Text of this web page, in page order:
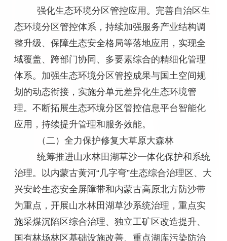
强化生态环境分区管控应用。完善自治区生
态环境分区管控体系，持续加强服务产业结构调
整升级、保障生态安全格局等落地应用，实现全
域覆盖、跨部门协同、多要素综合的精细化管理
体系。加强生态环境分区管控成果与国土空间规
划的动态衔接，实施分单元差异化生态环境管
理。不断拓展生态环境分区管控信息平台智能化
应用，持续提升管理和服务效能。
（二）全力保护修复大草原大森林
统筹推进山水林田湖草沙一体化保护和系统
治理。以内蒙古黄河“几字弯”生态综合治理区、大
兴安岭生态安全屏障带和内蒙古高原北方防沙带
为重点，开展山水林田湖草沙系统治理，重点实
施采煤沉陷区综合治理、独立工矿区改造提升、
国有林场林区基础设施改善、重点湖库污染防治